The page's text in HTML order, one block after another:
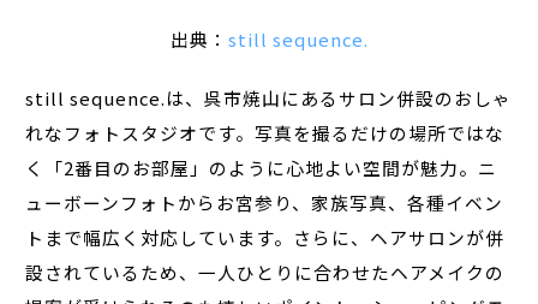
出典： still sequence.
still sequence.は、呉市焼山にあるサロン併設のおしゃ
れなフォトスタジオです。写真を撮るだけの場所ではな
く「2番目のお部屋」のように心地よい空間が魅力。ニ
ューボーンフォトからお宮参り、家族写真、各種イベン
トまで幅広く対応しています。さらに、ヘアサロンが併
設されているため、一人ひとりに合わせたヘアメイクの